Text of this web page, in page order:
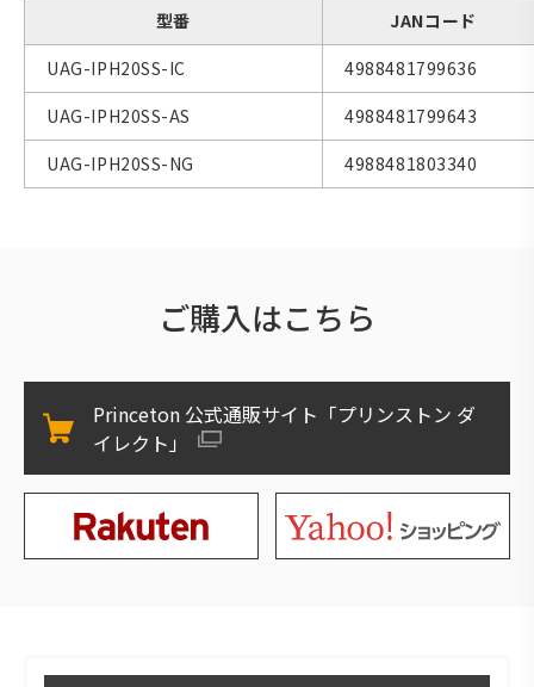
型番
JANコード
UAG-IPH20SS-IC
4988481799636
UAG-IPH20SS-AS
4988481799643
UAG-IPH20SS-NG
4988481803340
ご購入はこちら
Princeton 公式通販サイト「プリンストン ダ
イレクト」